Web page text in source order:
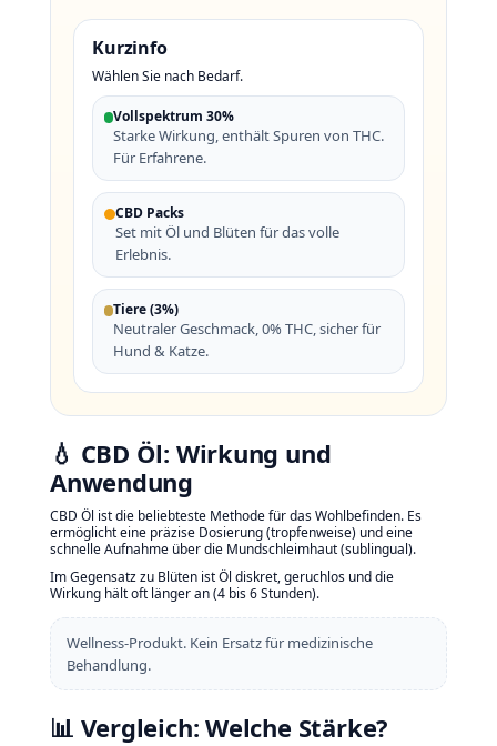
Kurzinfo
Wählen Sie nach Bedarf.
Vollspektrum 30%
Starke Wirkung, enthält Spuren von THC.
Für Erfahrene.
CBD Packs
Set mit Öl und Blüten für das volle
Erlebnis.
Tiere (3%)
Neutraler Geschmack, 0% THC, sicher für
Hund & Katze.
💧 CBD Öl: Wirkung und
Anwendung
CBD Öl ist die beliebteste Methode für das Wohlbefinden. Es
ermöglicht eine präzise Dosierung (tropfenweise) und eine
schnelle Aufnahme über die Mundschleimhaut (sublingual).
Im Gegensatz zu Blüten ist Öl diskret, geruchlos und die
Wirkung hält oft länger an (4 bis 6 Stunden).
Wellness-Produkt. Kein Ersatz für medizinische
Behandlung.
📊 Vergleich: Welche Stärke?